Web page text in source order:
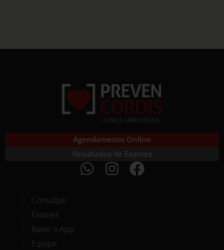
Agendamento Online
Resultados de Exames
Consultas
Exames
Baixe o App
Equipe